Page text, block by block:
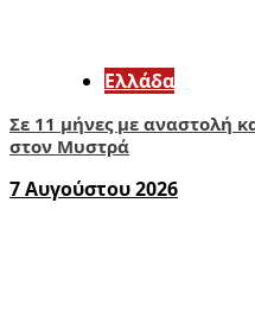
Ελλάδα
Σε 11 μήνες με αναστολή
στον Μυστρά
7 Αυγούστου 2026